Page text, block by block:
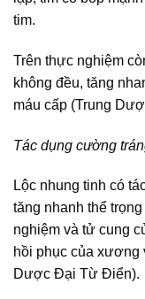
tim.
Trên thực nghiệm
không đều, tăng
máu cấp (Trung
Tác dụng cường
Lộc nhung tinh có
tăng nhanh thể
nghiệm và tử cung
hồi phục của xương
Dược Đại Từ Điển).